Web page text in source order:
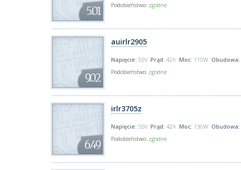
5.01
Podobieństwo: zgodne
9.02
auirlr2905
Napięcie: 55V Prąd: 42A Moc: 110W Obudowa:
Podobieństwo: zgodne
6.49
irlr3705z
Napięcie: 55V Prąd: 42A Moc: 130W Obudowa:
Podobieństwo: zgodne